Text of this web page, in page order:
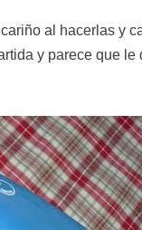
al hacerlas y
y parece que le